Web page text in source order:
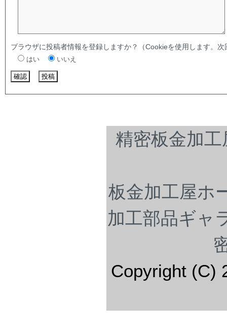
ブラウザに投稿者情報を登録しますか？（Cookieを使用します。
はい いいえ
精密板金加
板金加工屋ホ
加工部品ギャ
Copyright (C)